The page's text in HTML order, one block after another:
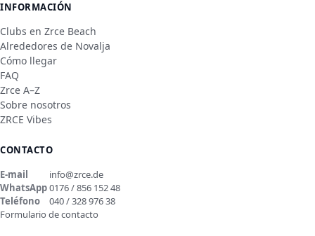
INFORMACIÓN
Clubs en Zrce Beach
Alrededores de Novalja
Cómo llegar
FAQ
Zrce A–Z
Sobre nosotros
ZRCE Vibes
CONTACTO
E-mail
info@zrce.de
WhatsApp0176 / 856 152 48
Teléfono
040 / 328 976 38
Formulario de contacto